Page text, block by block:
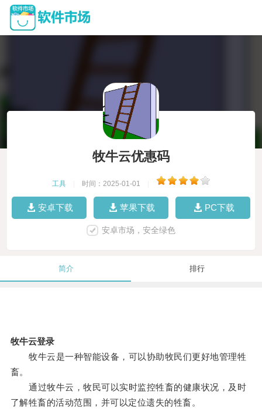
牧牛云优惠码
工具 时间：2025-01-01
安卓下载 苹果下载 PC下载
安卓市场，安全绿色
简介 排行
牧牛云登录
牧牛云是一种智能设备，可以协助牧民们更好地管理牲
畜。
通过牧牛云，牧民可以实时监控牲畜的健康状况，及时
了解牲畜的活动范围，并可以定位遗失的牲畜。